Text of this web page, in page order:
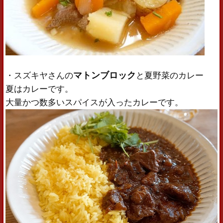
・スズキヤさんのマトンブロック と夏野菜のカレー
夏はカレーです。
大量かつ数多いスパイスが入ったカレーです。